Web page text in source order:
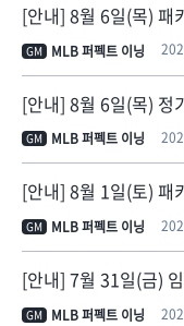
[안내] 8월 6일(목) 패
GM MLB 퍼펙트 이닝
[안내] 8월 6일(목) 정
GM MLB 퍼펙트 이닝
[안내] 8월 1일(토) 패
GM MLB 퍼펙트 이닝
[안내] 7월 31일(금)
GM MLB 퍼펙트 이닝